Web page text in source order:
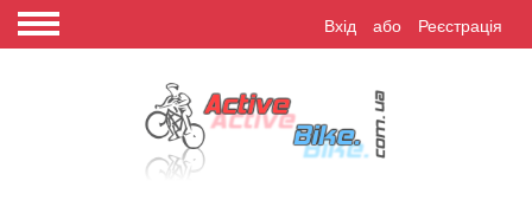
Вхід або Реєстрація